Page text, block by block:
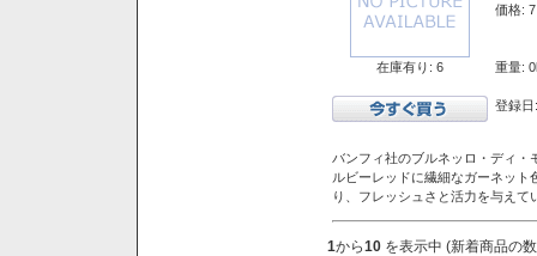
在庫有り: 6
価格:
重量:
登録
バンフィ社のブルネッロ・ディ
ルビーレッドに繊細なガーネッ
り、フレッシュさと活力を与え
1から10 を表示中 (新着商品の